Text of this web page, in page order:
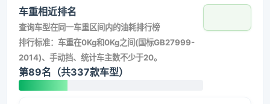
车重相近排名
查询车型在同一车重区间内的油耗排行榜
排行标准：车重在0Kg和0Kg之间(国标GB27999-
2014)、手动挡、统计车主数不少于20。
第89名（共337款车型）